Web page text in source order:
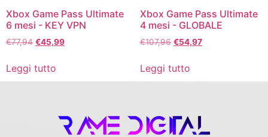
Xbox Game Pass Ultimate
6 mesi - KEY VPN
€77,94 €45,99
Leggi tutto
Xbox Game Pass Ultimate
4 mesi - GLOBALE
€107,96 €54,97
Leggi tutto